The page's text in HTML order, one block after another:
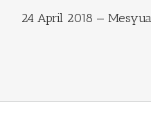
24 April 2018 —